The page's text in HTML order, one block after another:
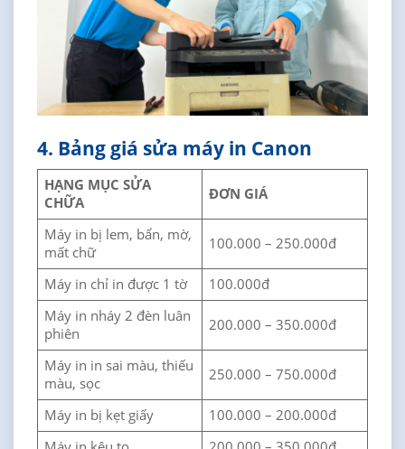
4. Bảng giá sửa máy in Canon
HẠNG MỤC SỬA
CHỮA
ĐƠN GIÁ
Máy in bị lem, bẩn, mờ,
mất chữ
100.000 – 250.000đ
Máy in chỉ in được 1 tờ
100.000đ
Máy in nháy 2 đèn luân
phiên
200.000 – 350.000đ
Máy in in sai màu, thiếu
màu, sọc
250.000 – 750.000đ
Máy in bị kẹt giấy
100.000 – 200.000đ